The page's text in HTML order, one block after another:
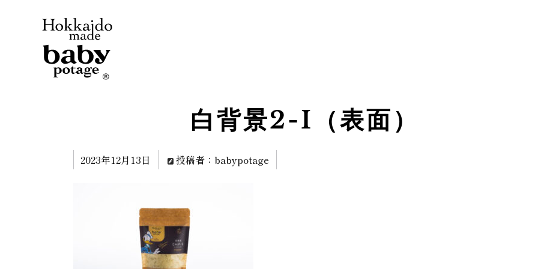
白背景2-I（表面）
2023年12月13日 投稿者：babypotage